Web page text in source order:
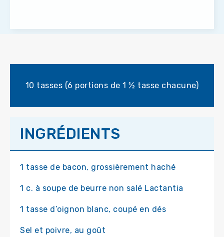
10 tasses (6 portions de 1 ½ tasse chacune)
INGRÉDIENTS
1 tasse de bacon, grossièrement haché
1 c. à soupe de beurre non salé Lactantia
1 tasse d’oignon blanc, coupé en dés
Sel et poivre, au goût